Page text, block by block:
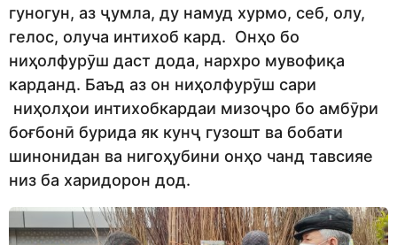
гуногун, аз ҷумла, ду намуд хурмо, себ, олу,
гелос, олуча интихоб кард. Онҳо бо
ниҳолфурӯш даст дода, нархро мувофиқа
карданд. Баъд аз он ниҳолфурӯш сари
ниҳолҳои интихобкардаи мизоҷро бо амбӯри
боғбонӣ бурида як кунҷ гузошт ва бобати
шинонидан ва нигоҳубини онҳо чанд тавсияе
низ ба харидорон дод.